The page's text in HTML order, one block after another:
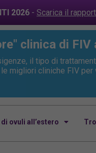
2026 - Scarica il
clinica di FIV
il tipo di
migliori cliniche FIV per
ovuli all’estero